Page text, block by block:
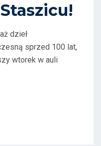
dzieł
sprzed 100 lat,
wtorek w auli